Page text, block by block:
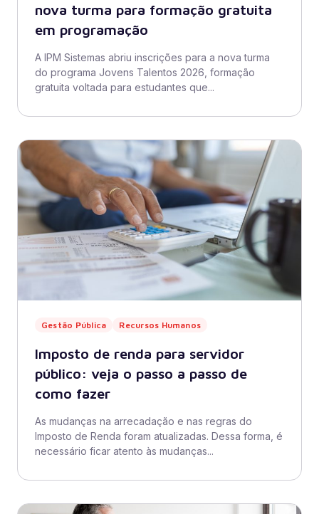
nova turma para formação gratuita
em programação
A IPM Sistemas abriu inscrições para a nova turma
do programa Jovens Talentos 2026, formação
gratuita voltada para estudantes que...
Gestão Pública Recursos Humanos
Imposto de renda para servidor
público: veja o passo a passo de
como fazer
As mudanças na arrecadação e nas regras do
Imposto de Renda foram atualizadas. Dessa forma, é
necessário ficar atento às mudanças...